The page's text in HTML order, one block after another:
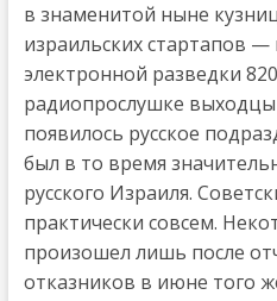
в знаменитой ныне
израильских стартапов
электронной разведки
радиопрослушке
появилось русское
был в то время
русского Израиля.
практически совсем.
произошел лишь после
отказников в июне того